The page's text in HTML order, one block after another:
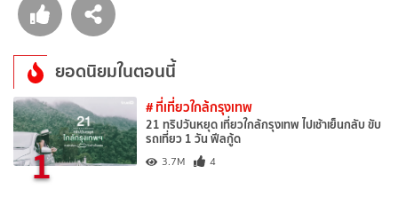
ยอดนิยมในตอนนี้
1
# ที่เที่ยวใกล้กรุงเทพ
21 ทริปวันหยุด เที่ยวใกล้กรุงเทพ ไปเช้าเย็นกลับ ขับ
รถเที่ยว 1 วัน ฟีลกู้ด
3.7M 4